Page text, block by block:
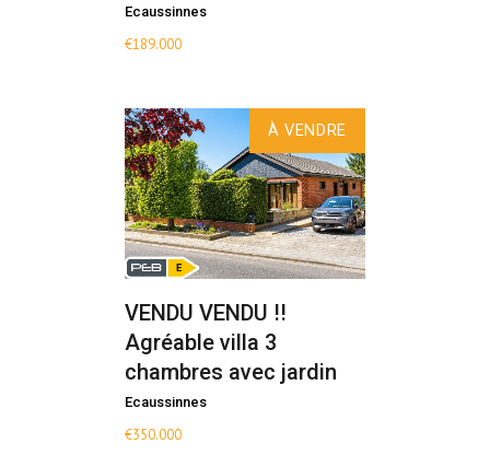
Ecaussinnes
€189.000
À VENDRE
VENDU VENDU !!
Agréable villa 3
chambres avec jardin
Ecaussinnes
€350.000